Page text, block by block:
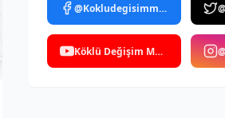
@Kokludegisimmedya
Köklü Değişim Medya